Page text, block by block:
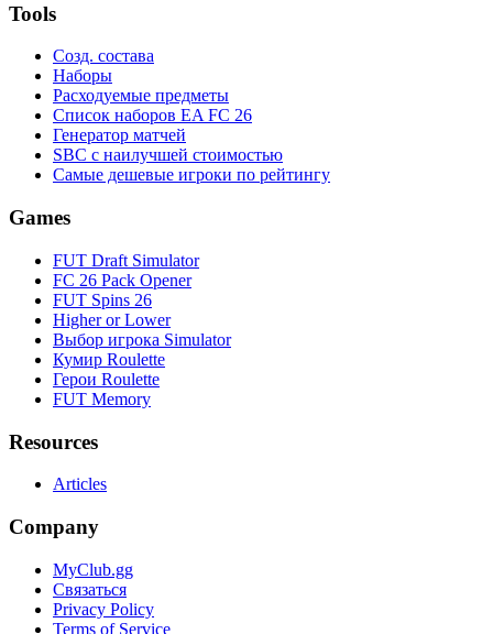
Tools
Созд. состава
Наборы
Расходуемые предметы
Список наборов EA FC 26
Генератор матчей
SBC с наилучшей стоимостью
Самые дешевые игроки по рейтингу
Games
FUT Draft Simulator
FC 26 Pack Opener
FUT Spins 26
Higher or Lower
Выбор игрока Simulator
Кумир Roulette
Герои Roulette
FUT Memory
Resources
Articles
Company
MyClub.gg
Связаться
Privacy Policy
Terms of Service